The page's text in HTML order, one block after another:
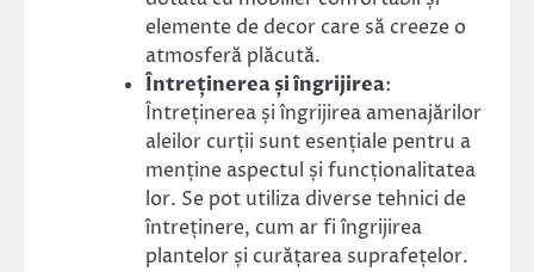
elemente de decor care să creeze o
atmosferă plăcută.
Întreținerea și îngrijirea:
Întreținerea și îngrijirea amenajărilor
aleilor curții sunt esențiale pentru a
menține aspectul și funcționalitatea
lor. Se pot utiliza diverse tehnici de
întreținere, cum ar fi îngrijirea
plantelor și curățarea suprafețelor.